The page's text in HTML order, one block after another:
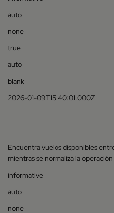
auto
none
true
auto
blank
2026-01-09T15:40:01.000Z
Encuentra vuelos disponibles
mientras se normaliza la operación
informative
auto
none